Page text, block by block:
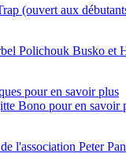
(ouvert aux
Polichouk Busko et
pour en savoir plus
Bono pour en savoir
l'association Peter